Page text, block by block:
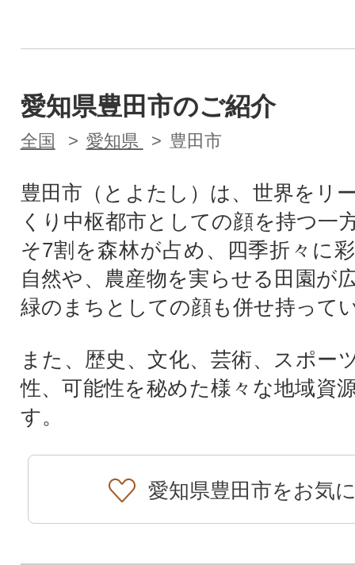
愛知県豊田市のご紹介
全国 愛知県 豊田市
豊田市（とよたし）は、世界をリ
くり中枢都市としての顔を持つ一
そ7割を森林が占め、四季折々に
自然や、農産物を実らせる田園が
緑のまちとしての顔も併せ持って
また、歴史、文化、芸術、スポー
性、可能性を秘めた様々な地域資
す。
愛知県豊田市をお気